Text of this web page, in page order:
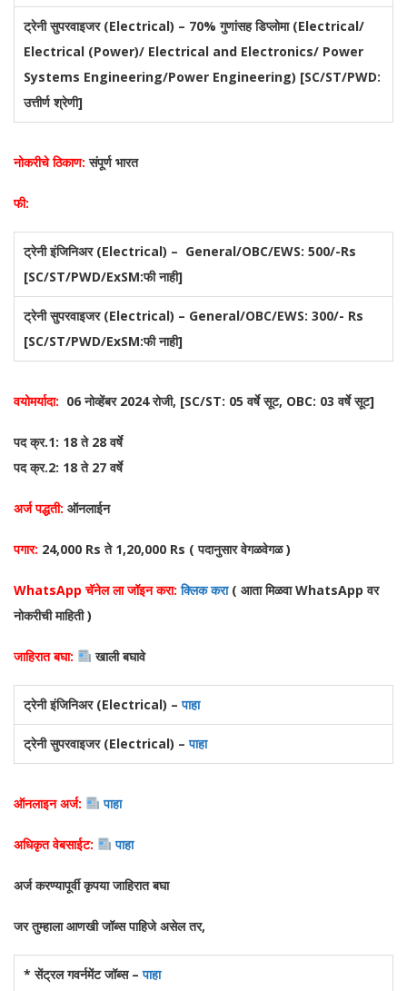
ट्रेनी सुपरवाइजर (Electrical) – 70% गुणांसह डिप्लोमा (Electrical/
Electrical (Power)/ Electrical and Electronics/ Power
Systems Engineering/Power Engineering) [SC/ST/PWD:
उत्तीर्ण श्रेणी]
नोकरीचे ठिकाण: संपूर्ण भारत
फी:
ट्रेनी इंजिनिअर (Electrical) – General/OBC/EWS: 500/-Rs
[SC/ST/PWD/ExSM:फी नाही]
ट्रेनी सुपरवाइजर (Electrical) – General/OBC/EWS: 300/- Rs
[SC/ST/PWD/ExSM:फी नाही]
वयोमर्यादा: 06 नोव्हेंबर 2024 रोजी, [SC/ST: 05 वर्षे सूट, OBC: 03 वर्षे सूट]
पद क्र.1: 18 ते 28 वर्षे
पद क्र.2: 18 ते 27 वर्षे
अर्ज पद्धती: ऑनलाईन
पगार: 24,000 Rs ते 1,20,000 Rs ( पदानुसार वेगळवेगळ )
WhatsApp चॅनेल ला जॉइन करा: क्लिक करा ( आता मिळवा WhatsApp वर
नोकरीची माहिती )
जाहिरात बघा: खाली बघावे
ट्रेनी इंजिनिअर (Electrical) –पाहा
ट्रेनी सुपरवाइजर (Electrical) –पाहा
ऑनलाइन अर्ज: पाहा
अधिकृत वेबसाईट: पाहा
अर्ज करण्यापूर्वी कृपया जाहिरात बघा
जर तुम्हाला आणखी जॉब्स पाहिजे असेल तर,
* सेंट्रल गवर्नमेंट जॉब्स –पाहा